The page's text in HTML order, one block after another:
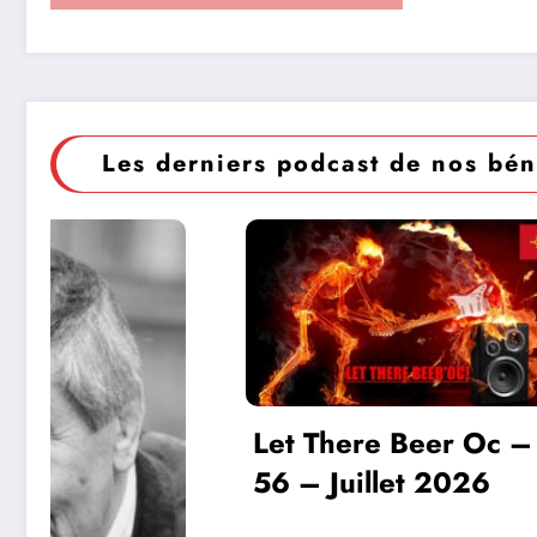
Les derniers podcast de nos
Beer Oc –
2026